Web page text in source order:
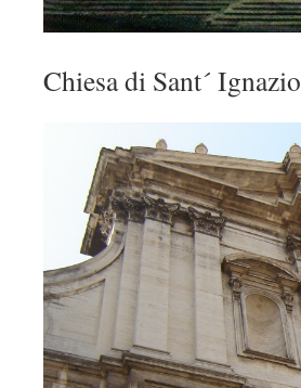
Chiesa di Sant´ Ignazio